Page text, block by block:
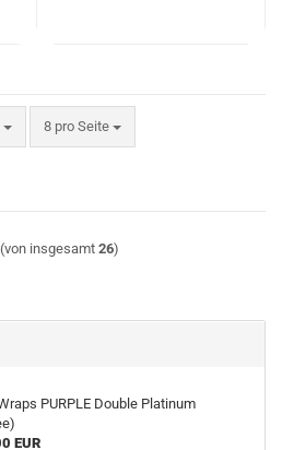
8 pro Seite
pro Seite
insgesamt26)
PURPLE Double Platinum
EUR